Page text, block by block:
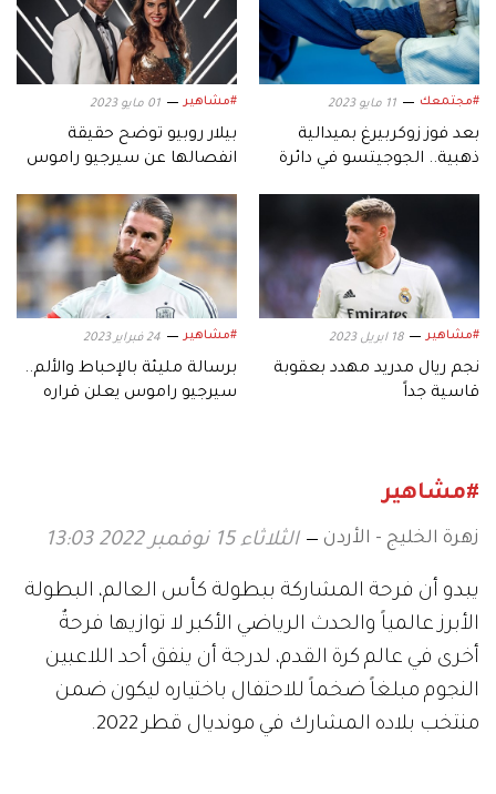
#مجتمعك 11 مايو 2023
بعد فوز زوكربيرغ بميدالية
ذهبية.. الجوجيتسو في دائرة
#مشاهير 01 مايو 2023
بيلار روبيو توضح حقيقة
انفصالها عن سيرجيو راموس
#مشاهير 18 ابريل 2023
نجم ريال مدريد مهدد بعقوبة
قاسية جداً
#مشاهير 24 فبراير 2023
برسالة مليئة بالإحباط والألم..
سيرجيو راموس يعلن قراره
#مشاهير
زهرة الخليج - الأردن الثلاثاء 15 نوفمبر 2022 13:03
يبدو أن فرحة المشاركة ببطولة كأس العالم، البطولة
الأبرز عالمياً والحدث الرياضي الأكبر لا توازيها فرحةٌ
أخرى في عالم كرة القدم، لدرجة أن ينفق أحد اللاعبين
النجوم مبلغاً ضخماً للاحتفال باختياره ليكون ضمن
منتخب بلاده المشارك في مونديال قطر 2022.